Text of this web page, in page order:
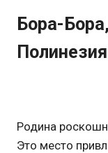
Бора-
Полинезия
Родина
Это место